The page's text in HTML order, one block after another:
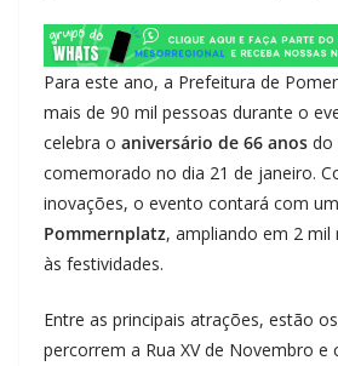
Para este ano, a Prefeitura de
mais de 90 mil pessoas durante o
celebra o aniversário de 66 anos do
comemorado no dia 21 de janeiro.
inovações, o evento contará com um
Pommernplatz, ampliando em 2 mil
às festividades.
Entre as principais atrações, estão
percorrem a Rua XV de Novembro e